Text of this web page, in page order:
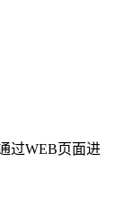
过WEB页面进